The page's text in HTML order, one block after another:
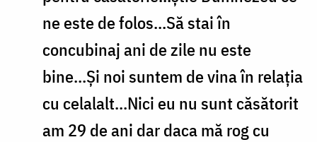
situatie
by
loredana
ne este de folos...Să stai în
concubinaj ani de zile nu este
bine...Și noi suntem de vina în relația
cu celalalt...Nici eu nu sunt căsătorit
am 29 de ani dar daca mă rog cu